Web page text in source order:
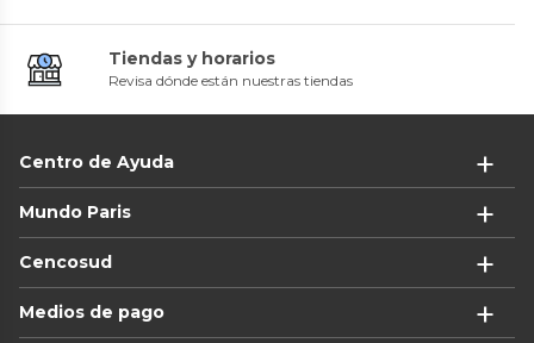
Tiendas y horarios
Revisa dónde están nuestras tiendas
Centro de Ayuda
Mundo Paris
Cencosud
Medios de pago